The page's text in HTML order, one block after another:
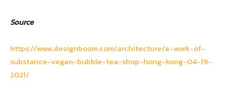
Source
https://www.designboom.com/architecture/a-work-of-
substance-vegan-bubble-tea-shop-hong-kong-04-19-
2021/